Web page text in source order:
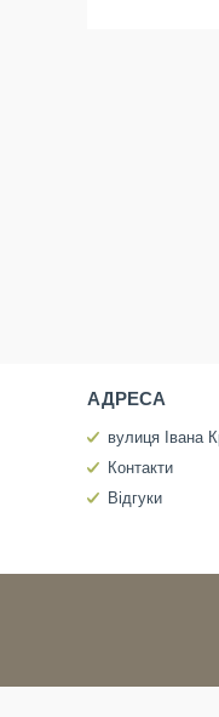
АДРЕСА
вулиця Івана
Контакти
Відгуки